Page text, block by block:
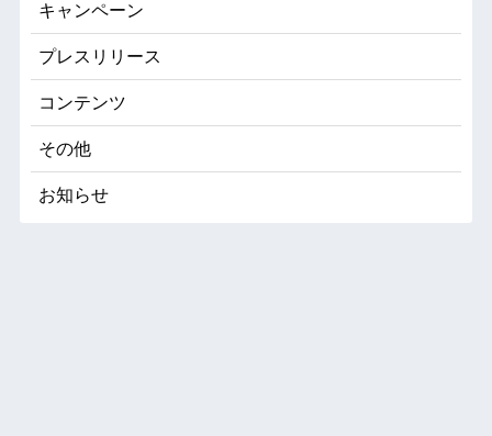
キャンペーン
プレスリリース
コンテンツ
その他
お知らせ